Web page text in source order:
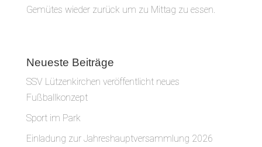
Gemütes wieder zurück um zu Mittag zu essen.
Neueste Beiträge
SSV Lützenkirchen veröffentlicht neues
Fußballkonzept
Sport im Park
Einladung zur Jahreshauptversammlung 2026